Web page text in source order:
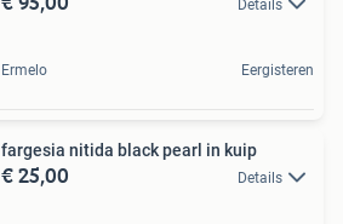
Details
Ermelo Eergisteren
fargesia nitida black pearl in kuip
€ 25,00 Details